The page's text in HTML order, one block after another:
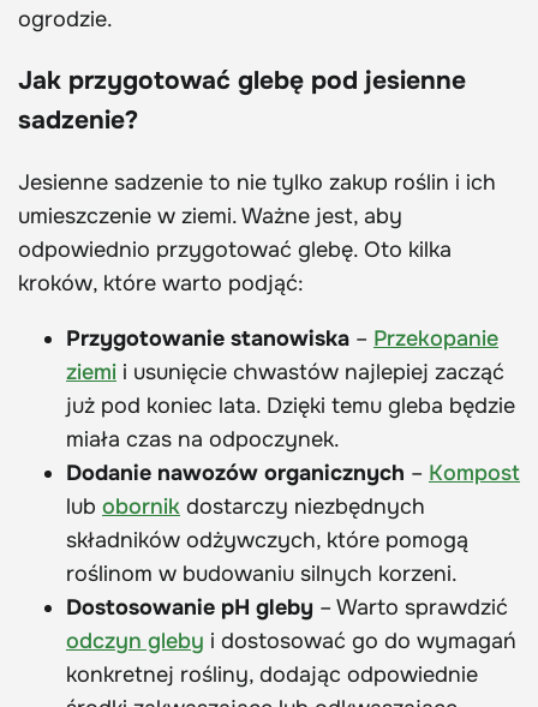
ogrodzie.
Jak przygotować glebę pod jesienne
sadzenie?
Jesienne sadzenie to nie tylko zakup roślin i ich
umieszczenie w ziemi. Ważne jest, aby
odpowiednio przygotować glebę. Oto kilka
kroków, które warto podjąć:
Przygotowanie stanowiska – Przekopanie
ziemi i usunięcie chwastów najlepiej zacząć
już pod koniec lata. Dzięki temu gleba będzie
miała czas na odpoczynek.
Dodanie nawozów organicznych – Kompost
lub obornik dostarczy niezbędnych
składników odżywczych, które pomogą
roślinom w budowaniu silnych korzeni.
Dostosowanie pH gleby – Warto sprawdzić
odczyn gleby i dostosować go do wymagań
konkretnej rośliny, dodając odpowiednie